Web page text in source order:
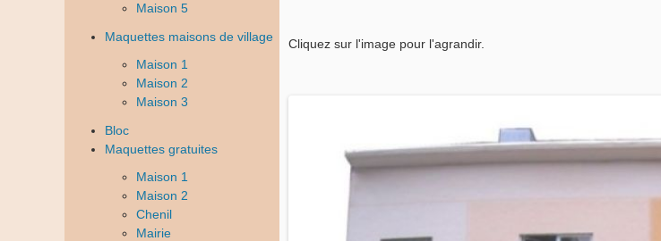
Maison 5
Maquettes maisons de village
Maison 1
Maison 2
Maison 3
Bloc
Maquettes gratuites
Maison 1
Maison 2
Chenil
Mairie
Cliquez sur l'image pour l'agrandir.